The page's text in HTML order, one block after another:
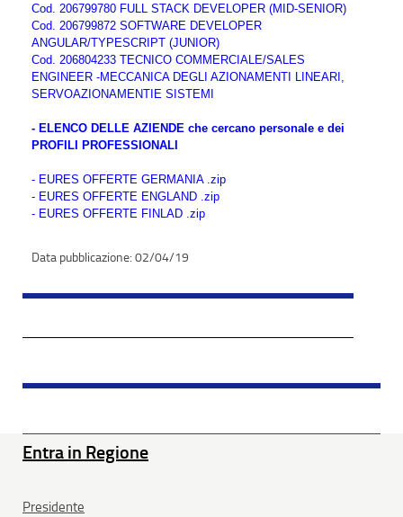
Cod. 206799780 FULL STACK DEVELOPER (MID-SENIOR)
Cod. 206799872 SOFTWARE DEVELOPER
ANGULAR/TYPESCRIPT (JUNIOR)
Cod. 206804233 TECNICO COMMERCIALE/SALES
ENGINEER -MECCANICA DEGLI AZIONAMENTI LINEARI,
SERVOAZIONAMENTIE SISTEMI
- ELENCO DELLE AZIENDE che cercano personale e dei
PROFILI PROFESSIONALI
- EURES OFFERTE GERMANIA .zip
- EURES OFFERTE ENGLAND .zip
- EURES OFFERTE FINLAD .zip
02/04/19
Entra in Regione
Presidente